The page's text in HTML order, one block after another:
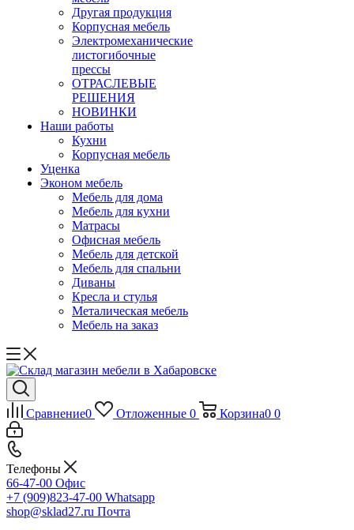
Другая продукция
Корпусная мебель
Электромеханические
листогибочные
прессы
ОТРАСЛЕВЫЕ
РЕШЕНИЯ
НОВИНКИ
Наши работы
Кухни
Корпусная мебель
Уценка
Эконом мебель
Мебель для дома
Мебель для кухни
Матрасы
Офисная мебель
Мебель для детской
Мебель для спальни
Диваны
Кресла и стулья
Металическая мебель
Мебель на заказ
Сравнение0 Отложенные 0 Корзина0 0
Телефоны
66-47-00 Офис
+7 (909)823-47-00 Whatsapp
shop@sklad27.ru Почта